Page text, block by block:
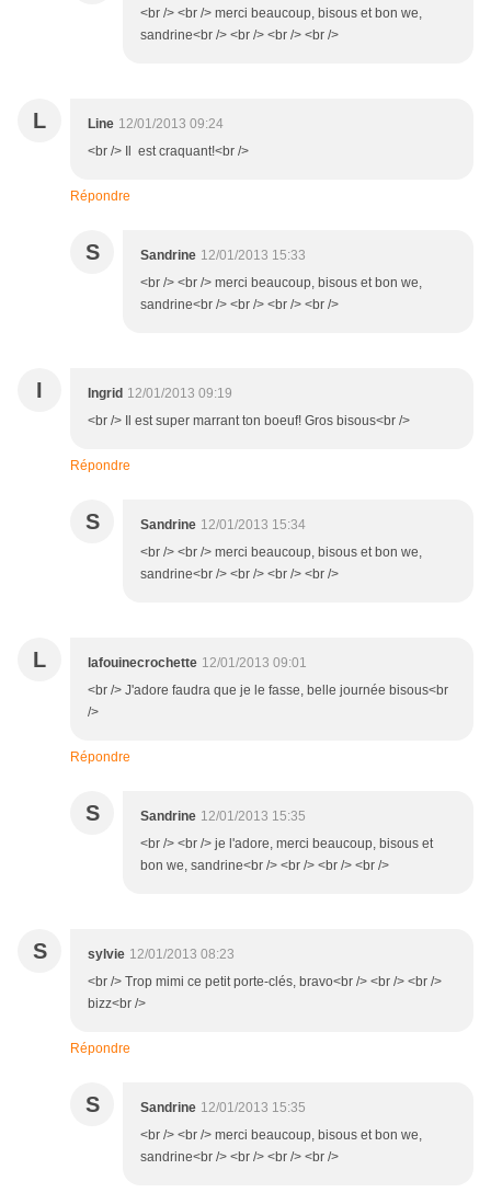
<br /> <br /> merci beaucoup, bisous et bon we,
sandrine<br /> <br /> <br /> <br />
L Line 12/01/2013 09:24
<br /> Il est craquant!<br />
Répondre
S Sandrine 12/01/2013 15:33
<br /> <br /> merci beaucoup, bisous et bon we,
sandrine<br /> <br /> <br /> <br />
I Ingrid 12/01/2013 09:19
<br /> Il est super marrant ton boeuf! Gros bisous<br />
Répondre
S Sandrine 12/01/2013 15:34
<br /> <br /> merci beaucoup, bisous et bon we,
sandrine<br /> <br /> <br /> <br />
L lafouinecrochette 12/01/2013 09:01
<br /> J'adore faudra que je le fasse, belle journée bisous<br
/>
Répondre
S Sandrine 12/01/2013 15:35
<br /> <br /> je l'adore, merci beaucoup, bisous et
bon we, sandrine<br /> <br /> <br /> <br />
S sylvie 12/01/2013 08:23
<br /> Trop mimi ce petit porte-clés, bravo<br /> <br /> <br />
bizz<br />
Répondre
S Sandrine 12/01/2013 15:35
<br /> <br /> merci beaucoup, bisous et bon we,
sandrine<br /> <br /> <br /> <br />